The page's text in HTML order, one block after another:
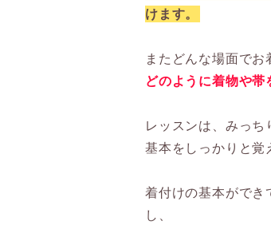
けます。
またどんな場面でお
どのように着物や帯
レッスンは、みっち
基本をしっかりと覚
着付けの基本ができ
し、